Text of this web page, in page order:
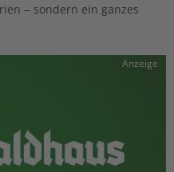
– sondern ein ganzes
Anzeige